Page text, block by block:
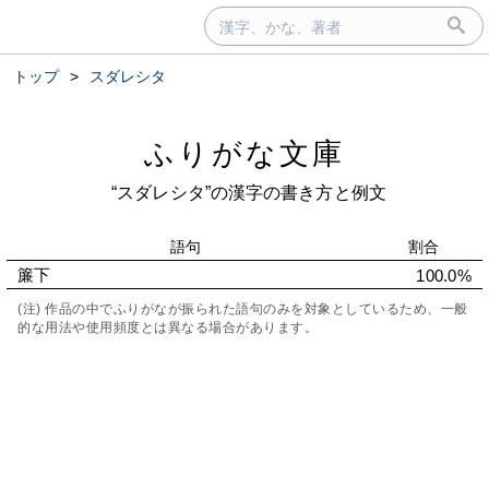
トップ > スダレシタ
ふりがな文庫
“スダレシタ”の漢字の書き方と例文
語句 割合
簾下 100.0%
(注) 作品の中でふりがなが振られた語句のみを対象としているため、一般
的な用法や使用頻度とは異なる場合があります。